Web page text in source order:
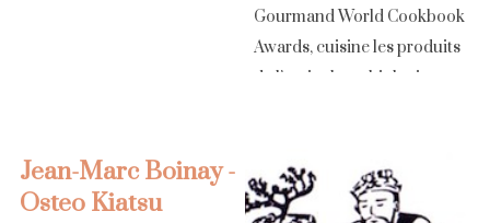
Gourmand World Cookbook
Awards, cuisine les produits
de l’agriculture biologique
Jean-Marc Boinay -
Osteo Kiatsu